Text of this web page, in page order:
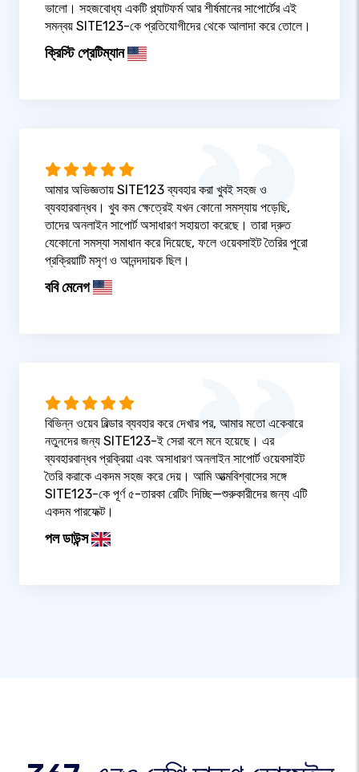
ভালো। সহজবোধ্য একটি প্ল্যাটফর্ম আর শীর্ষমানের সাপোর্টের এই
সমন্বয় SITE123-কে প্রতিযোগীদের থেকে আলাদা করে তোলে।
ক্রিস্টি প্রেটিম্যান
আমার অভিজ্ঞতায় SITE123 ব্যবহার করা খুবই সহজ ও
ব্যবহারবান্ধব। খুব কম ক্ষেত্রেই যখন কোনো সমস্যায় পড়েছি,
তাদের অনলাইন সাপোর্ট অসাধারণ সহায়তা করেছে। তারা দ্রুত
যেকোনো সমস্যা সমাধান করে দিয়েছে, ফলে ওয়েবসাইট তৈরির পুরো
প্রক্রিয়াটি মসৃণ ও আনন্দদায়ক ছিল।
ববি মেনেগ
বিভিন্ন ওয়েব বিল্ডার ব্যবহার করে দেখার পর, আমার মতো একেবারে
নতুনদের জন্য SITE123-ই সেরা বলে মনে হয়েছে। এর
ব্যবহারবান্ধব প্রক্রিয়া এবং অসাধারণ অনলাইন সাপোর্ট ওয়েবসাইট
তৈরি করাকে একদম সহজ করে দেয়। আমি আত্মবিশ্বাসের সঙ্গে
SITE123-কে পূর্ণ ৫-তারকা রেটিং দিচ্ছি—শুরুকারীদের জন্য এটি
একদম পারফেক্ট।
পল ডাউন্স